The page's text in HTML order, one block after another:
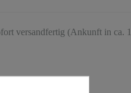
versandfertig (Ankunft in ca.